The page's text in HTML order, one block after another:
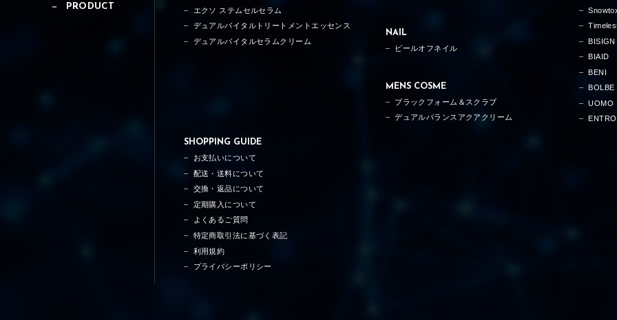
エクソ ステムセルセラム
デュアルバイタルトリートメントエッセンス
デュアルバイタルセラムクリーム
NAIL
ピールオフネイル
MENS COSME
ブラックフォーム＆スクラブ
デュアルバランスアクアクリーム
BISIGN
BIAID
BENI
BOLBE
UOMO
SHOPPING GUIDE
お支払いについて
配送・送料について
交換・返品について
定期購入について
よくあるご質問
特定商取引法に基づく表記
利用規約
プライバシーポリシー
PRODUCT